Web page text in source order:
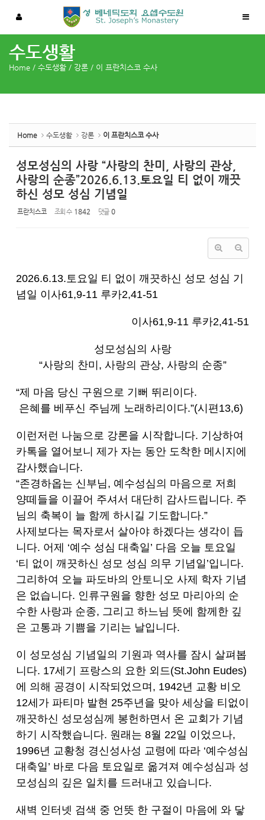
수도생활
Home / 수도생활 / 강론 / 이 프란치스코 수사
Home 수도생활 강론 이 프란치스코 수사
성모성심의 사랑 “사랑의 찬미, 사랑의 관상,
사랑의 순종”2026.6.13.토요일 티 없이 깨끗
하신 성모 성심 기념일
프란치스코 조회 수 1842 댓글 0
2026.6.13.토요일 티 없이 깨끗하신 성모 성심 기
념일 이사61,9-11 루카2,41-51
이사61,9-11 루카2,41-51
성모성심의 사랑
“사랑의 찬미, 사랑의 관상, 사랑의 순종”
“제 마음 당신 구원으로 기뻐 뛰리이다.
은혜를 베푸신 주님께 노래하리이다.”(시편13,6)
이런저런 나눔으로 강론을 시작합니다. 기상하여
카톡을 열어보니 제가 자는 동안 도착한 메시지에
감사했습니다.
“존경하옵는 신부님, 예수성심의 마음으로 저희
양떼들을 이끌어 주셔서 대단히 감사드립니다. 주
님의 축복이 늘 함께 하시길 기도합니다.”
사제보다는 목자로서 살아야 하겠다는 생각이 듭
니다. 어제 ‘예수 성심 대축일’ 다음 오늘 토요일
‘티 없이 깨끗하신 성모 성심 의무 기념일’입니다.
그리하여 오늘 파도바의 안토니오 사제 학자 기념
은 없습니다. 인류구원을 향한 성모 마리아의 순
수한 사랑과 순종, 그리고 하느님 뜻에 함께한 깊
은 고통과 기쁨을 기리는 날입니다.
이 성모성심 기념일의 기원과 역사를 잠시 살펴봅
니다. 17세기 프랑스의 요한 외드(St.John Eudes)
에 의해 공경이 시작되었으며, 1942년 교황 비오
12세가 파티마 발현 25주년을 맞아 세상을 티없이
깨끗하신 성모성심께 봉헌하면서 온 교회가 기념
하기 시작했습니다. 원래는 8월 22일 이었으나,
1996년 교황청 경신성사성 교령에 따라 ‘예수성심
대축일’ 바로 다음 토요일로 옮겨져 예수성심과 성
모성심의 깊은 일치를 드러내고 있습니다.
새벽 인터넷 검색 중 언뜻 한 구절이 마음에 와 닿